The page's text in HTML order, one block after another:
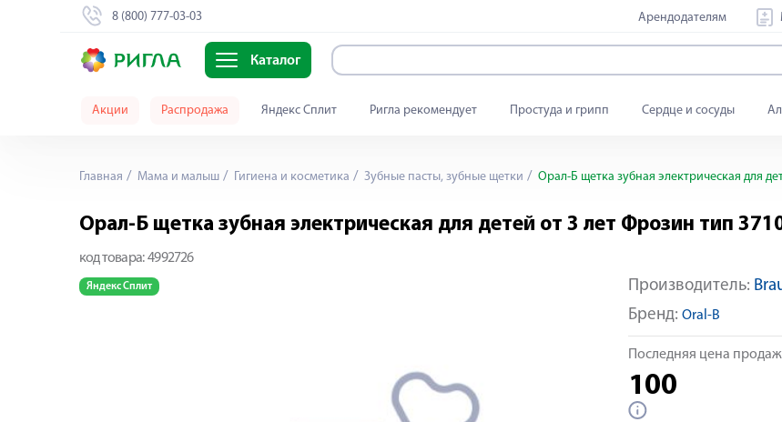
8 (800) 777-03-03 Арендодателям
Каталог
Акции Распродажа Яндекс Сплит Ригла рекомендует Простуда и грипп Сердце и сосуды
Главная Мама и малыш Гигиена и косметика Зубные пасты, зубные щетки Орал-Б щетка зубная электрическая для
Орал-Б щетка зубная электрическая для детей от 3 лет Фрозин тип
код товара: 4992726
Яндекс Сплит Производитель:
Бренд: Oral-B
Последняя цена
100